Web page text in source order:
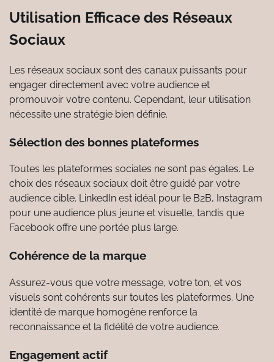
Utilisation Efficace des Réseaux
Sociaux
Les réseaux sociaux sont des canaux puissants pour
engager directement avec votre audience et
promouvoir votre contenu. Cependant, leur utilisation
nécessite une stratégie bien définie.
Sélection des bonnes plateformes
Toutes les plateformes sociales ne sont pas égales. Le
choix des réseaux sociaux doit être guidé par votre
audience cible. LinkedIn est idéal pour le B2B, Instagram
pour une audience plus jeune et visuelle, tandis que
Facebook offre une portée plus large.
Cohérence de la marque
Assurez-vous que votre message, votre ton, et vos
visuels sont cohérents sur toutes les plateformes. Une
identité de marque homogène renforce la
reconnaissance et la fidélité de votre audience.
Engagement actif